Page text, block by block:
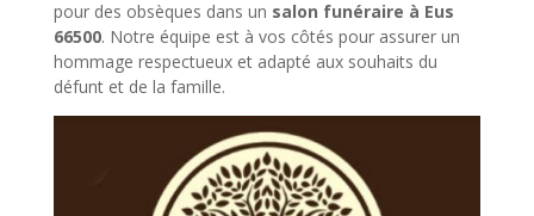
pour des obsèques dans un salon funéraire à Eus
66500. Notre équipe est à vos côtés pour assurer un
hommage respectueux et adapté aux souhaits du
défunt et de la famille.